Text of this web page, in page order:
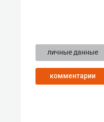
личные данные
комментарии